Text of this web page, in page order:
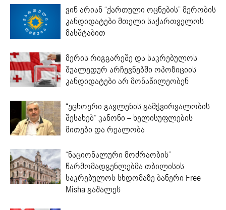
ვინ არიან “ქართული ოცნების” მერობის
კანდიდატები მთელი საქართველოს
მასშტაბით
მერის რიგგარეშე და საკრებულოს
შუალედურ არჩევნებში ოპოზიციის
კანდიდატები არ მონაწილეობენ
“უცხოური გავლენის გამჭვირვალობის
შესახებ” კანონი – ხელისუფლების
მითები და რეალობა
“ნაციონალური მოძრაობის”
წარმომადგენლებმა თბილისის
საკრებულოს სხდომაზე ბანერი Free
Misha გაშალეს